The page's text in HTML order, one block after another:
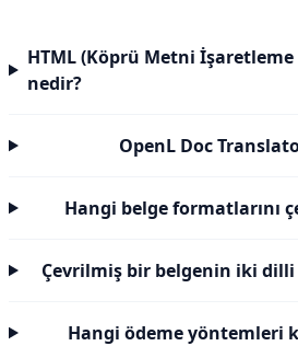
HTML (Köprü Metni İşaretleme
nedir?
OpenL Doc
Hangi belge formatlarını
Çevrilmiş bir belgenin iki
Hangi ödeme yöntemleri